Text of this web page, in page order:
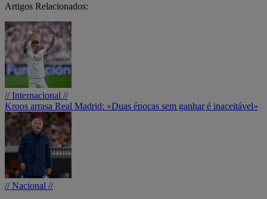
Artigos Relacionados:
// Internacional //
Kroos arrasa Real Madrid: «Duas épocas sem ganhar é inaceitável»
// Nacional //